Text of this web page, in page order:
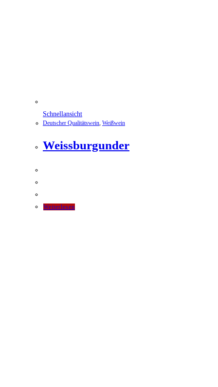
Schnellansicht
Deutscher Qualitätswein, Weißwein
Weissburgunder
Weiterlesen